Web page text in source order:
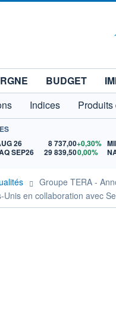
BUDGET
Indices
26
8 737,00+0,30%
SEP26
29 839,500,00%
Groupe TERA -
en collaboration avec